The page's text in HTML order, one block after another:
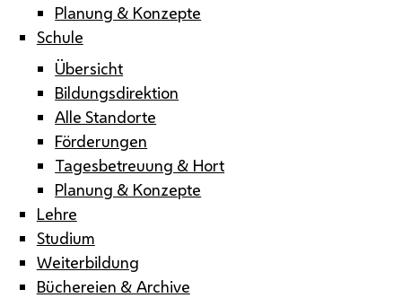
Planung & Konzepte
Schule
Übersicht
Bildungsdirektion
Alle Standorte
Förderungen
Tagesbetreuung & Hort
Planung & Konzepte
Lehre
Studium
Weiterbildung
Büchereien & Archive